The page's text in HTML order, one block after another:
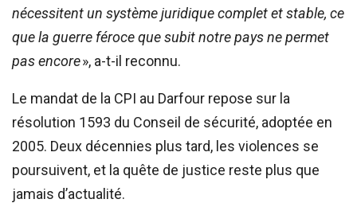
nécessitent un système juridique complet et stable, ce
que la guerre féroce que subit notre pays ne permet
pas encore», a-t-il reconnu.
Le mandat de la CPI au Darfour repose sur la
résolution 1593 du Conseil de sécurité, adoptée en
2005. Deux décennies plus tard, les violences se
poursuivent, et la quête de justice reste plus que
jamais d’actualité.